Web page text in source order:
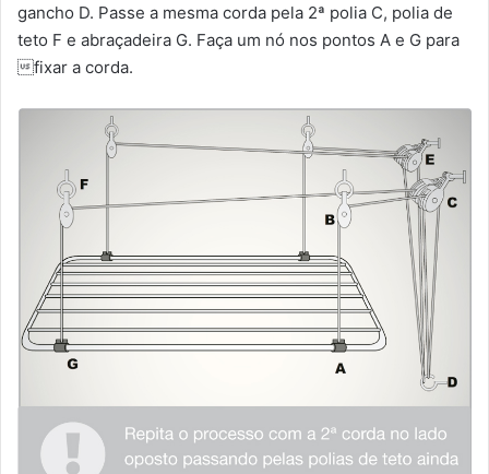
gancho D. Passe a mesma corda pela 2ª polia C, polia de
teto F e abraçadeira G. Faça um nó nos pontos A e G para
fixar a corda.